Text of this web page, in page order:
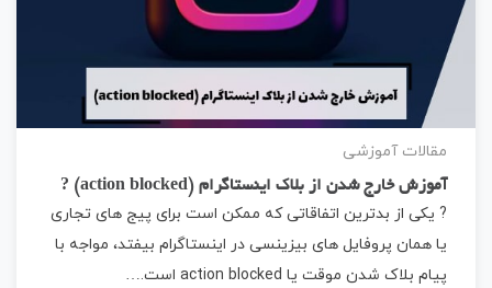
مقالات آموزشی
آموزش خارج شدن از بلاک اینستاگرام (action blocked) ?
? یکی از بدترین اتفاقاتی که ممکن است برای پیج های تجاری
یا همان پروفایل های بیزینسی در اینستاگرام بیفتد، مواجه با
پیام بلاک شدن موقت یا action blocked است.…